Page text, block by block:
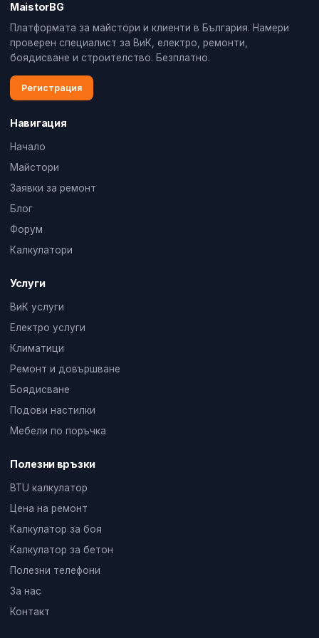
MaistorBG
Платформата за майстори и клиенти в България. Намери
проверен специалист за ВиК, електро, ремонти,
боядисване и строителство. Безплатно.
Регистрация
Навигация
Начало
Майстори
Заявки за ремонт
Блог
Форум
Калкулатори
Услуги
ВиК услуги
Електро услуги
Климатици
Ремонт и довършване
Боядисване
Подови настилки
Мебели по поръчка
Полезни връзки
BTU калкулатор
Цена на ремонт
Калкулатор за боя
Калкулатор за бетон
Полезни телефони
За нас
Контакт